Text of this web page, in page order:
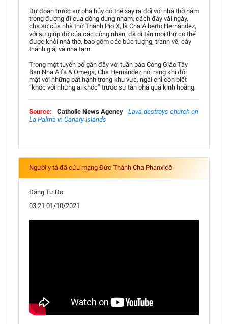
Dự đoán trước sự phá hủy có thể xảy ra đối với nhà thờ nằm
trong đường đi của dòng dung nham, cách đây vài ngày,
cha sở của nhà thờ Thánh Piô X, là Cha Alberto Hernández,
với sự giúp đỡ của các công nhân, đã di tản mọi thứ có thể
được khỏi nhà thờ, bao gồm các bức tượng, tranh vẽ, cây
thánh giá, và nhà tạm.
Trong một tuyên bố gần đây với tuần báo Công Giáo Tây
Ban Nha Alfa & Omega, Cha Hernández nói rằng khi đối
mặt với những bất hạnh trong khu vực, ngài chỉ còn biết
“khóc với những ai khóc” trước sự tàn phá quá kinh hoàng.
Source: Catholic News Agency
Lava destroys church on
La Palma in Canary Islands
Người y tá đã cứu mạng Đức Thánh Cha Phanxicô
Đặng Tự Do
03:21 01/10/2021